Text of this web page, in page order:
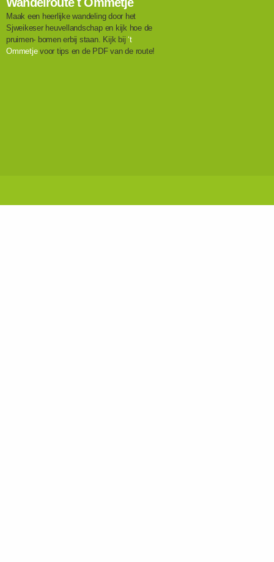
Maak een heerlijke wandeling door het
Sjweikeser heuvellandschap en kijk hoe de
pruimen- bomen erbij staan. Kijk bij‘t
Ommetjevoor tips en de PDF van de route!